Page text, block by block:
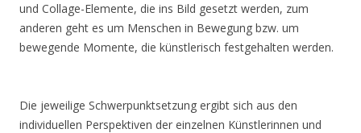
und Collage-Elemente, die ins Bild gesetzt werden, zum
anderen geht es um Menschen in Bewegung bzw. um
bewegende Momente, die künstlerisch festgehalten werden.
Die jeweilige Schwerpunktsetzung ergibt sich aus den
individuellen Perspektiven der einzelnen Künstlerinnen und